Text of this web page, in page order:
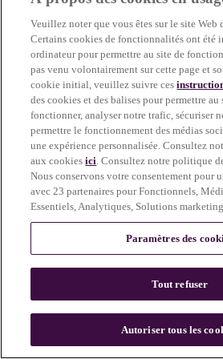
more
n
Veuillez noter que vous êtes sur le site Web
Certains cookies de fonctionnalités ont été
ordinateur pour permettre au site de
pas venu volontairement sur cette page et
cookie initial, veuillez suivre ces
des cookies et des balises pour permettre au
fonctionner, analyser notre trafic, sécuriser
permettre le fonctionnement des médias
une expérience personnalisée. Consultez
aux cookiesici. Consultez notre politique
Nous conservons votre consentement pour
avec 23 partenaires pour Fonctionnels,
Essentiels, Analytiques, Solutions
Paramètres des
Tout refuser
Autoriser tous les